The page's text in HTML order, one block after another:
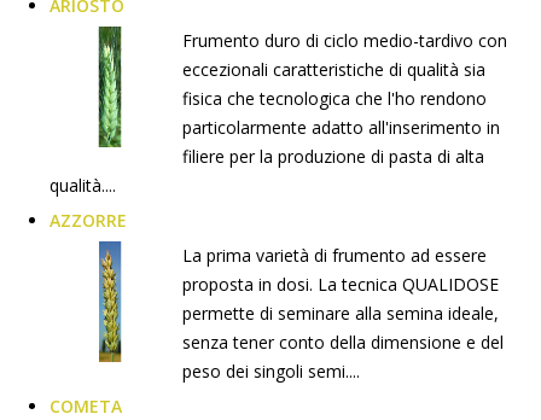
ARIOSTO
Frumento duro di ciclo medio-tardivo con
eccezionali caratteristiche di qualità sia
fisica che tecnologica che l'ho rendono
particolarmente adatto all'inserimento in
filiere per la produzione di pasta di alta
qualità....
AZZORRE
La prima varietà di frumento ad essere
proposta in dosi. La tecnica QUALIDOSE
permette di seminare alla semina ideale,
senza tener conto della dimensione e del
peso dei singoli semi....
COMETA